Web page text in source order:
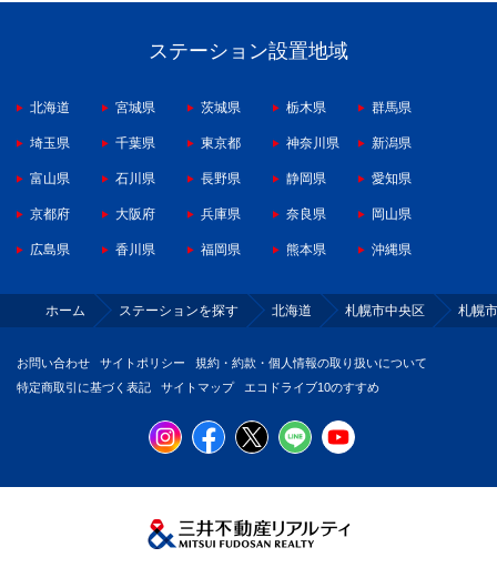
ステーション設置地域
北海道 宮城県 茨城県 栃木県 群馬県
埼玉県 千葉県 東京都 神奈川県 新潟県
富山県 石川県 長野県 静岡県 愛知県
京都府 大阪府 兵庫県 奈良県 岡山県
広島県 香川県 福岡県 熊本県 沖縄県
ホーム ステーションを探す 北海道 札幌市中央区 札幌
お問い合わせ サイトポリシー
規約・約款・個人情報の取り扱いについて
特定商取引に基づく表記
サイトマップ エコドライブ10のすすめ